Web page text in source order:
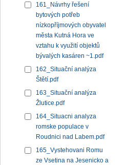
161_Návrhy řešení
bytových potřeb
nízkopříjmových obyvatel
města Kutná Hora ve
vztahu k využití objektů
bývalých kasáren ~1.pdf
162_Situační analýza
Štětí.pdf
163_Situační analýza
Žlutice.pdf
164_Situacni analyza
romske populace v
Roudnici nad Labem.pdf
165_Vystehovani Romu
ze Vsetina na Jesenicko a